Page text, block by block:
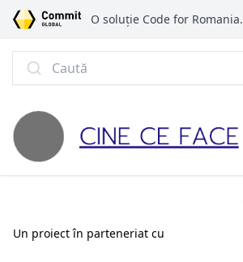
O soluție Code for Romania.
Caută
Un proiect în parteneriat cu